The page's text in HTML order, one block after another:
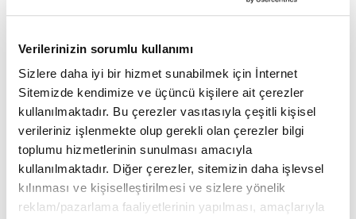
Verilerinizin sorumlu kullanımı
Sizlere daha iyi bir hizmet sunabilmek için İnternet
Sitemizde kendimize ve üçüncü kişilere ait çerezler
kullanılmaktadır. Bu çerezler vasıtasıyla çeşitli kişisel
verileriniz işlenmekte olup gerekli olan çerezler bilgi
toplumu hizmetlerinin sunulması amacıyla
kullanılmaktadır. Diğer çerezler, sitemizin daha işlevsel
kılınması ve kişiselleştirilmesi ve sizlere yönelik
reklam/pazarlama faaliyetlerinin yapılması, amaçlarıyla
9/20